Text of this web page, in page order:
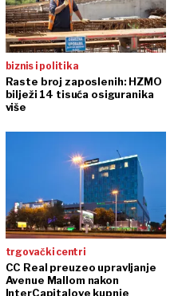
biznis i politika
Raste broj zaposlenih: HZMO
bilježi 14 tisuća osiguranika
više
trgovački centri
CC Real preuzeo upravljanje
Avenue Mallom nakon
InterCapitalove kupnje